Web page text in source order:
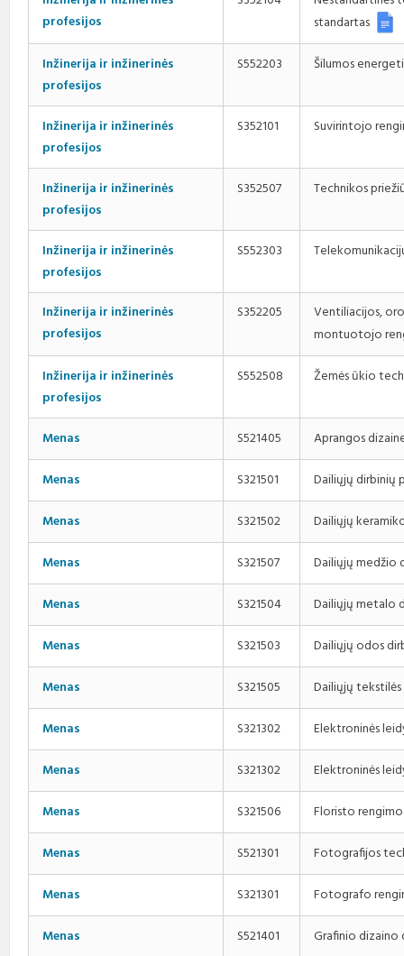
profesijos
standartas
Inžinerija ir inžinerinės
profesijos
S552203 Šilumos
Inžinerija ir inžinerinės
profesijos
S352101 Suvirintojo
Inžinerija ir inžinerinės
profesijos
S352507 Technikos
Inžinerija ir inžinerinės
profesijos
S552303
Inžinerija ir inžinerinės
profesijos
S352205
Ventiliacijos,
montuotojo
Inžinerija ir inžinerinės
profesijos
S552508 Žemės ūkio
Menas S521405 Aprangos
Menas S321501 Dailiųjų dirbinių
Menas S321502 Dailiųjų
Menas S321507 Dailiųjų medžio
Menas S321504 Dailiųjų metalo
Menas S321503 Dailiųjų odos
Menas S321505 Dailiųjų
Menas S321302 Elektroninės
Menas S321302 Elektroninės
Menas S321506 Floristo
Menas S521301 Fotografijos
Menas S321301 Fotografo
Menas S521401 Grafinio